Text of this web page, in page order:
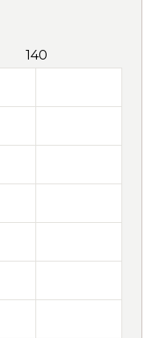
140